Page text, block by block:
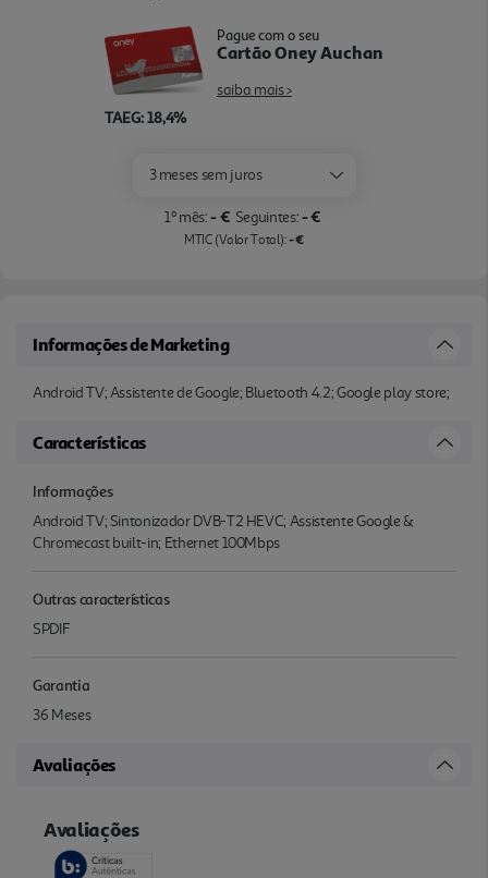
TAEG: 18,4%
Pague com o seu
Cartão Oney Auchan
saiba mais >
3 meses sem juros
1º mês:- € Seguintes:- €
MTIC (Valor Total):- €
Informações de Marketing
Android TV; Assistente de Google; Bluetooth 4.2; Google play store;
Características
Informações
Android TV; Sintonizador DVB-T2 HEVC; Assistente Google &
Chromecast built-in; Ethernet 100Mbps
Outras características
SPDIF
Garantia
36 Meses
Avaliações